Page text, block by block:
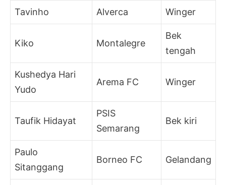
Tavinho Alverca Winger
Kiko Montalegre
Bek
tengah
Kushedya Hari
Yudo
Arema FC Winger
Taufik Hidayat
PSIS
Semarang
Bek kiri
Paulo
Sitanggang
Borneo FC Gelandang